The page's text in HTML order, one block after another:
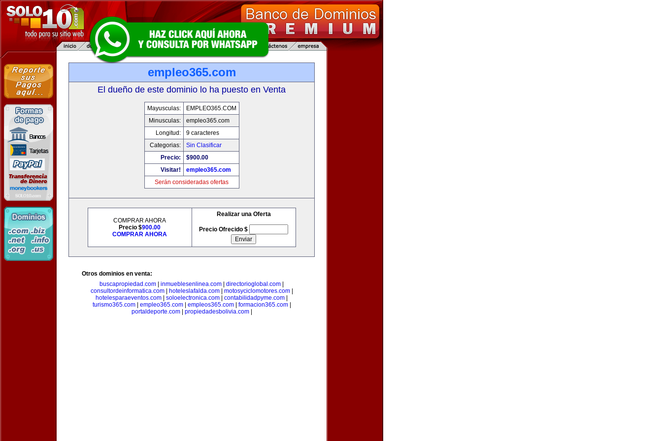
empleo365.com
El dueño de este dominio lo ha puesto en Venta
Mayusculas:
EMPLEO365.COM
Minusculas:
empleo365.com
Longitud:
9 caracteres
Categorias:
Sin Clasificar
Precio:
$900.00
Visitar!
empleo365.com
Serán consideradas ofertas
COMPRAR AHORA
Precio $900.00
COMPRAR AHORA
Realizar una Oferta
Precio Ofrecido $
Otros dominios en venta:
buscapropiedad.com
inmueblesenlinea.com directorioglobal.com
consultordeinformatica.com| hoteleslafalda.com| motosyciclomotores.com|
hotelesparaeventos.com
soloelectronica.com contabilidadpyme.com
turismo365.com| empleo365.com| empleos365.com| formacion365.com|
portaldeporte.com| propiedadesbolivia.com|